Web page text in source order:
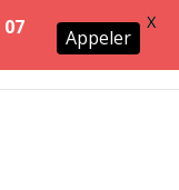
07
Appeler
X